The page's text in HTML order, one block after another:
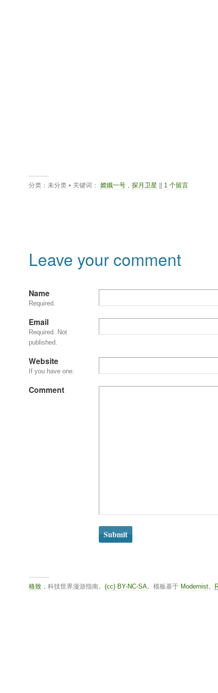
分类：未分类 • 关键词： 嫦娥一号， 探月卫星 1 个留言
Leave your comment
Name
Required.
Email
Required. Not
published.
Website
If you have one.
Comment
格致，科技世界漫游指南。 (cc) BY-NC-SA。模板基于 Modernist。